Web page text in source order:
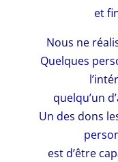
et
Nous ne
Quelques
quelqu’un
Un des dons
est d’être